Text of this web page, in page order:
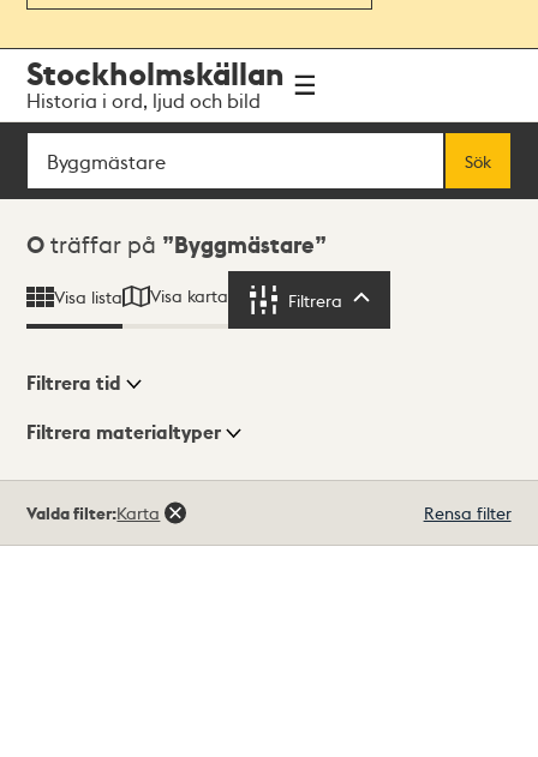
navigationen
huvudinnehållet
Stockholmskällan
Historia i ord, ljud och bild
Sök
Sök
Sökresultat
0 träffar på Byggmästare
Visa lista Visa karta Filtrera
Visningsläge
Filtrera tid
Filtrera materialtyper
träffar
Valda filter:Karta Rensa filter